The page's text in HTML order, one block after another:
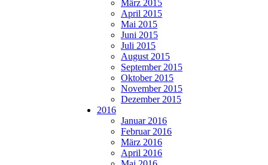
März 2015
April 2015
Mai 2015
Juni 2015
Juli 2015
August 2015
September 2015
Oktober 2015
November 2015
Dezember 2015
2016
Januar 2016
Februar 2016
März 2016
April 2016